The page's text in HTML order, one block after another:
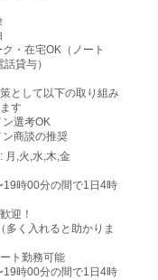
・在宅OK（ノート
貸与）
として以下の取り組み
す
選考OK
商談の推奨
月,火,水,木,金
19時00分の間で1日4時
迎！
多く入れると助かりま
ト勤務可能
19時00分の間で1日4時